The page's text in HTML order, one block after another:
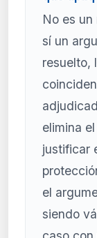
No es
sí un
resuelto,
elimina
justificar
el
siendo